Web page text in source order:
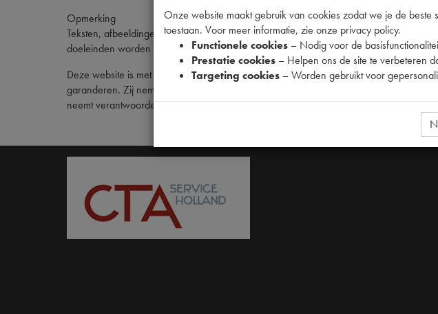
Opmerking
Teksten, afbeeldingen en tekeningen op deze website zijn beschermd onder het
doeleinden worden gekopieerd, verspreid, gewijzigd of geplaatst op andere sites.
Deze website is met de grootst mogelijke zorgvuldigheid samengesteld.
garanderen. Zij nemen geen verantwoordelijkheid voor schade die direct of indirect
neemt verantwoordelijkheid voor de inhoud van websites waarnaar links bestaan.
Onze website maakt gebruik van cookies zodat we je de
toestaan. Voor meer informatie, zie onze privacy policy.
Functionele cookies – Nodig voor de
Prestatie cookies – Helpen ons de site te verbeteren
Targeting cookies – Worden gebruikt voor